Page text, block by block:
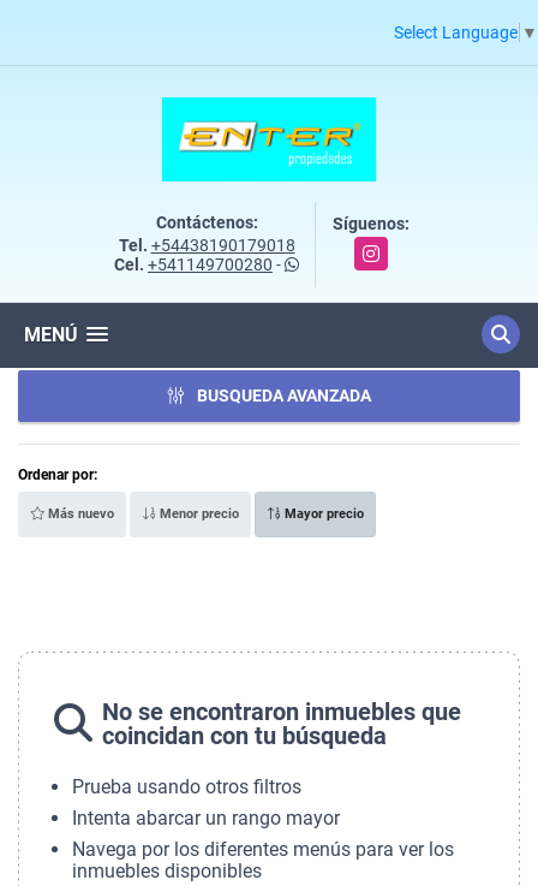
Select Language ▼
Contáctenos:
Tel. +54438190179018
Cel. +541149700280 -
Síguenos:
Instagram
MENÚ
BUSQUEDA AVANZADA
Ordenar por:
Más nuevo Menor precio Mayor precio
No se encontraron inmuebles que
coincidan con tu búsqueda
Prueba usando otros filtros
Intenta abarcar un rango mayor
Navega por los diferentes menús para ver los
inmuebles disponibles